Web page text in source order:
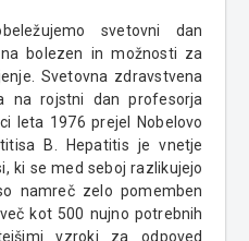
svetovni dan
bolezen in možnosti za
Svetovna zdravstvena
na rojstni dan profesorja
leta 1976 prejel Nobelovo
B. Hepatitis je vnetje
ki se med seboj razlikujejo
namreč zelo pomemben
kot 500 nujno potrebnih
vzroki za odpoved